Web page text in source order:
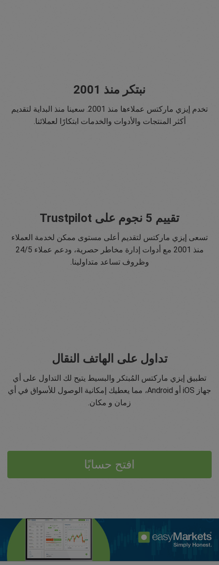
نبتكر منذ 2001
تخدم إيزي ماركتس عملاءها منذ 2001. سعينا منذ البداية لتقديم
أكثر المنتجات والأدوات والخدمات ابتكارًا لعملائنا.
تقييم 5 نجوم على Trustpilot
تسعى إيزي ماركتس لتقديم أعلى مستوى ممكن لخدمة العملاء
منذ 2001 مع أدوات إدارة مخاطر حصرية، ودعم عملاء 24/5
وظروف تساعد متداولينا.
تداول على الهاتف النقال
تطبيق إيزي ماركتس المُبتكر والبسيط يتيح لك التداول على أي
جهاز iOS أو Android، مما يعطيك إمكانية الوصول للأسواق في أي
زمان و مكان.
افتح حسابًا